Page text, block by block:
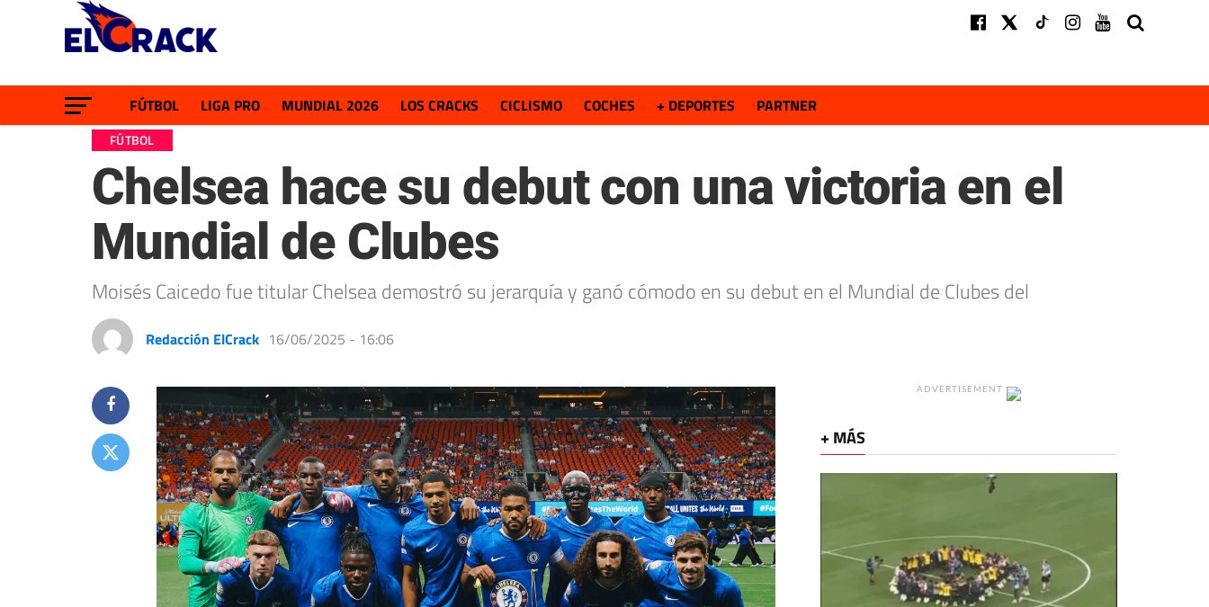
FÚTBOL LIGA PRO MUNDIAL 2026 LOS CRACKS CICLISMO COCHES + DEPORTES PARTNER
FÚTBOL
Chelsea hace su debut con una victoria en el
Mundial de Clubes
Moisés Caicedo fue titular Chelsea demostró su jerarquía y ganó cómodo en su debut en el Mundial de Clubes del
Redacción ElCrack 16/06/2025 - 16:06
ADVERTISEMENT
+ MÁS